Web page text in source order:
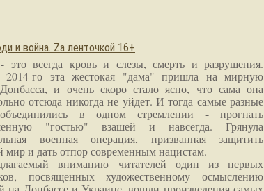
и война. Zа ленточкой 16+
это всегда кровь и слезы, смерть и разрушения.
2014-го эта жестокая "дама" пришла на мирную
и очень скоро стало ясно, что сама она
отсюда никогда не уйдет. И тогда самые разные
в одном стремлении - прогнать
"гостью" взашей и навсегда. Грянула
военная операция, призванная защитить
мир и дать отпор современным нацистам.
вниманию читателей один из первых
посвященных художественному осмыслению